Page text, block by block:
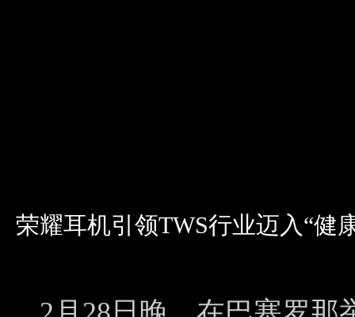
荣耀耳机引领TWS行业迈入“健